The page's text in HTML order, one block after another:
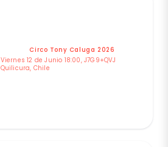
Circo Tony Caluga 2026
Viernes 12 de Junio 18:00, J7G9+QVJ
Quilicura, Chile